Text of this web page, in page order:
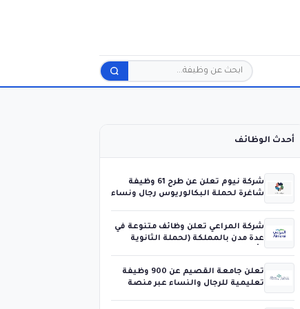
أحدث الوظائف
شركة نيوم تعلن عن طرح 61 وظيفة
شاغرة لحملة البكالوريوس رجال ونساء
شركة المراعي تعلن وظائف متنوعة في
عدة مدن بالمملكة (لحملة الثانوية
تعلن جامعة القصيم عن 900 وظيفة
تعليمية للرجال والنساء عبر منصة